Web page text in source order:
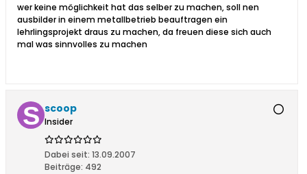
wer keine möglichkeit hat das selber zu machen, soll nen
ausbilder in einem metallbetrieb beauftragen ein
lehrlingsprojekt draus zu machen, da freuen diese sich auch
mal was sinnvolles zu machen
scoop
Insider
Dabei seit: 13.09.2007
Beiträge: 492